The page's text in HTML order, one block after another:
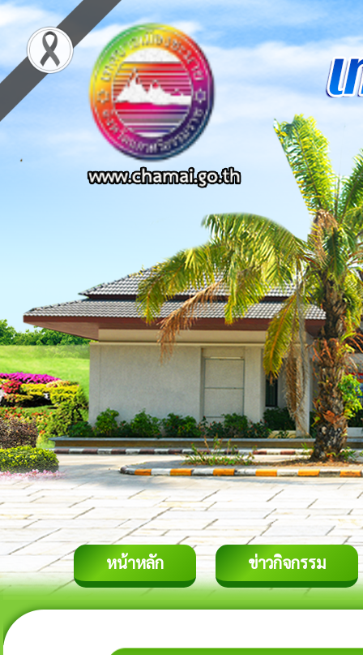
หน้าหลัก ข่าวกิจกรรม